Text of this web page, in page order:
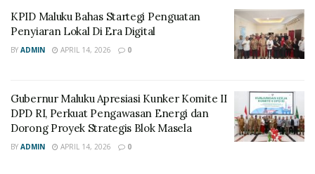
KPID Maluku Bahas Startegi Penguatan
Penyiaran Lokal Di Era Digital
BY ADMIN APRIL 14, 2026 0
Gubernur Maluku Apresiasi Kunker Komite II
DPD RI, Perkuat Pengawasan Energi dan
Dorong Proyek Strategis Blok Masela
BY ADMIN APRIL 14, 2026 0